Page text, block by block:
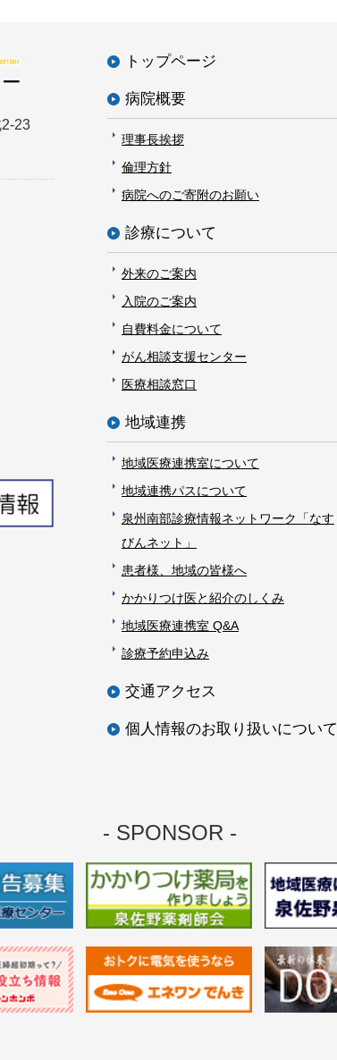
23
トップページ
病院概要
理事長挨拶
倫理方針
病院へのご寄附のお願い
診療について
外来のご案内
入院のご案内
自費料金について
がん相談支援センター
医療相談窓口
地域連携
地域医療連携室について
地域連携パスについて
泉州南部診療情報ネットワーク「なす
びんネット」
患者様、地域の皆様へ
かかりつけ医と紹介のしくみ
地域医療連携室 Q&A
診療予約申込み
交通アクセス
個人情報のお取り扱いについて
- SPONSOR -